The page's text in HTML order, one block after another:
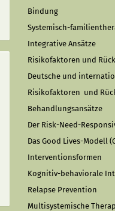
Bindung
Systemisch-
Integrative Ansätze
Risikofaktoren und
Deutsche und
Risikofaktoren und
Behandlungsansätze
Der Risk-Need-
Das Good Lives-Modell
Interventionsformen
Kognitiv-behaviorale
Relapse Prevention
Multisystemische